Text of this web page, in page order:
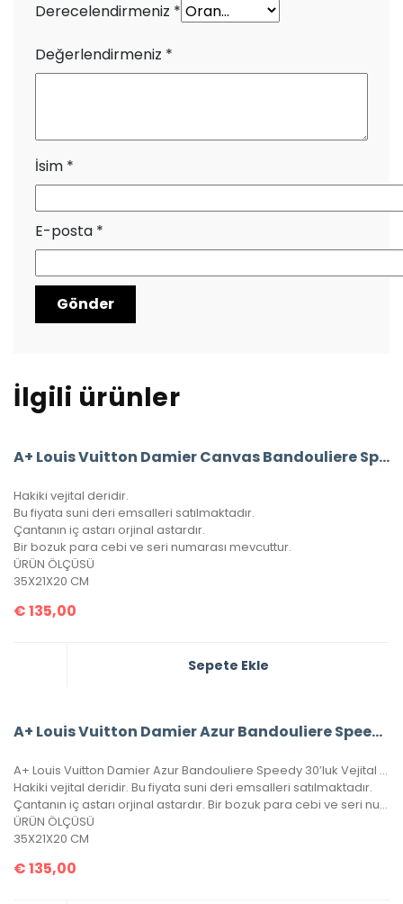
Derecelendirmeniz *
Değerlendirmeniz *
İsim *
E-posta *
İlgili ürünler
A+ Louis Vuitton Damier Canvas Bandouliere Speedy 35’Lik Vejital Deri
Hakiki vejital deridir.
Bu fiyata suni deri emsalleri satılmaktadır.
Çantanın iç astarı orjinal astardır.
Bir bozuk para cebi ve seri numarası mevcuttur.
ÜRÜN ÖLÇÜSÜ
35X21X20 CM
€135,00
Sepete Ekle
A+ Louis Vuitton Damier Azur Bandouliere Speedy 35’Lik Vejital Deri
A+ Louis Vuitton Damier Azur Bandouliere Speedy 30’luk Vejital Deri
Hakiki vejital deridir. Bu fiyata suni deri emsalleri satılmaktadır.
Çantanın iç astarı orjinal astardır. Bir bozuk para cebi ve seri numarası mevcuttur.
ÜRÜN ÖLÇÜSÜ
35X21X20 CM
€135,00